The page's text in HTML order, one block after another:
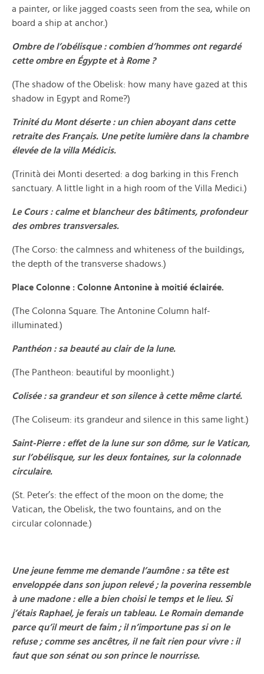
a painter, or like jagged coasts seen from the sea, while on
board a ship at anchor.)
Ombre de l’obélisque : combien d’hommes ont regardé
cette ombre en Égypte et à Rome ?
(The shadow of the Obelisk: how many have gazed at this
shadow in Egypt and Rome?)
Trinité du Mont déserte : un chien aboyant dans cette
retraite des Français. Une petite lumière dans la chambre
élevée de la villa Médicis.
(Trinità dei Monti deserted: a dog barking in this French
sanctuary. A little light in a high room of the Villa Medici.)
Le Cours : calme et blancheur des bâtiments, profondeur
des ombres transversales.
(The Corso: the calmness and whiteness of the buildings,
the depth of the transverse shadows.)
Place Colonne : Colonne Antonine à moitié éclairée.
(The Colonna Square. The Antonine Column half-
illuminated.)
Panthéon : sa beauté au clair de la lune.
(The Pantheon: beautiful by moonlight.)
Colisée : sa grandeur et son silence à cette même clarté.
(The Coliseum: its grandeur and silence in this same light.)
Saint-Pierre : effet de la lune sur son dôme, sur le Vatican,
sur l’obélisque, sur les deux fontaines, sur la colonnade
circulaire.
(St. Peter’s: the effect of the moon on the dome; the
Vatican, the Obelisk, the two fountains, and on the
circular colonnade.)
Une jeune femme me demande l’aumône : sa tête est
enveloppée dans son jupon relevé ; la poverina ressemble
à une madone : elle a bien choisi le temps et le lieu. Si
j’étais Raphael, je ferais un tableau. Le Romain demande
parce qu’il meurt de faim ; il n’importune pas si on le
refuse ; comme ses ancêtres, il ne fait rien pour vivre : il
faut que son sénat ou son prince le nourrisse.